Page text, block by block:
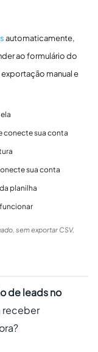
automaticamente,
ao formulário do
manual e
conecte sua conta
sua conta
planilha
sem exportar CSV,
de leads no
receber